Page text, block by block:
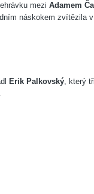
mezi Adamem
náskokem zvítězila
Erik Palkovský, který